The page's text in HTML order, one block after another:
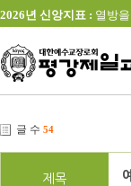
2026년 신앙지표 : 열방
글 수 54
제목